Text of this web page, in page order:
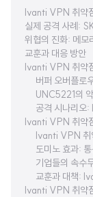
Ivanti VPN 취약
실제 공격 사례:
위협의 진화: 메모
교훈과 대응 방안
버퍼 오버플로
UNC5221의
공격 시나리오
Ivanti VPN 취
도미노 효과:
기업들의 속수
교훈과 대책: